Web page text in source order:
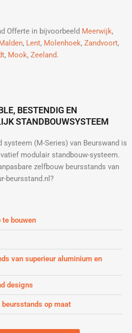
Offerte in bijvoorbeeld Meerwijk,
, Lent, Molenhoek, Zandvoort,
, Mook, Zeeland.
BESTENDIG EN
STANDBOUWSYSTEEM
(M-Series) van Beurswand is
modulair standbouw-systeem.
zelfbouw beursstands van
beursstand.nl?
te bouwen
van superieur aluminium en
designs
op maat